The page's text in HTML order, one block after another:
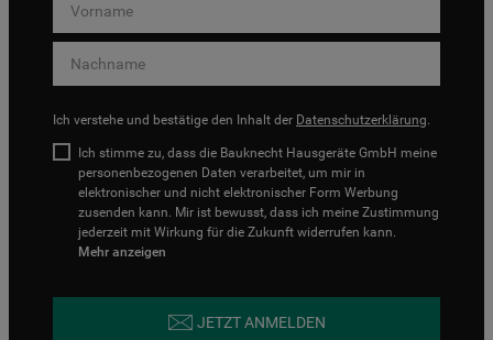
Ich verstehe und bestätige den Inhalt der Datenschutzerklärung.
Ich stimme zu, dass die Bauknecht Hausgeräte GmbH meine
personenbezogenen Daten verarbeitet, um mir in
elektronischer und nicht elektronischer Form Werbung
zusenden kann. Mir ist bewusst, dass ich meine Zustimmung
jederzeit mit Wirkung für die Zukunft widerrufen kann.
Mehr anzeigen
JETZT ANMELDEN